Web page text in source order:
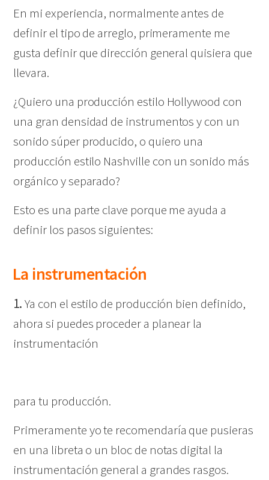
En mi experiencia, normalmente antes de
definir el tipo de arreglo, primeramente me
gusta definir que dirección general quisiera que
llevara.
¿Quiero una producción estilo Hollywood con
una gran densidad de instrumentos y con un
sonido súper producido, o quiero una
producción estilo Nashville con un sonido más
orgánico y separado?
Esto es una parte clave porque me ayuda a
definir los pasos siguientes:
La instrumentación
1.Ya con el estilo de producción bien definido,
ahora si puedes proceder a planear la
instrumentación
para tu producción.
Primeramente yo te recomendaría que pusieras
en una libreta o un bloc de notas digital la
instrumentación general a grandes rasgos.